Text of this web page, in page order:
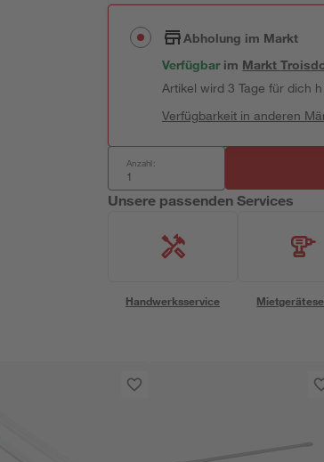
Abholung im Markt
Verfügbar im Markt
Artikel wird 3 Tage für dich
Verfügbarkeit in anderen
Anzahl:
Unsere passenden Services
Handwerksservice